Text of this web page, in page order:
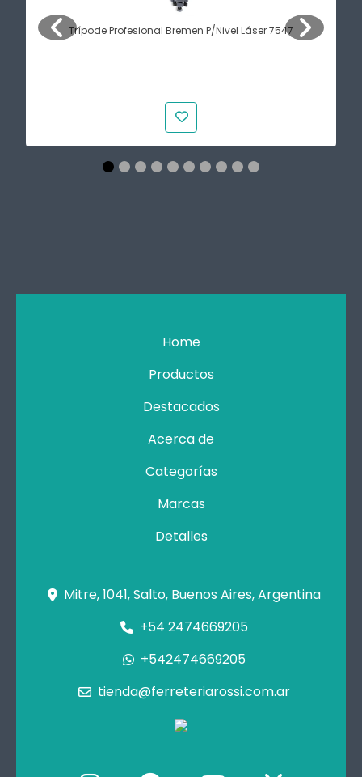
Trípode Profesional Bremen P/Nivel Láser 7547
Home
Productos
Destacados
Acerca de
Categorías
Marcas
Detalles
Mitre, 1041, Salto, Buenos Aires, Argentina
+54 2474669205
+542474669205
tienda@ferreteriarossi.com.ar